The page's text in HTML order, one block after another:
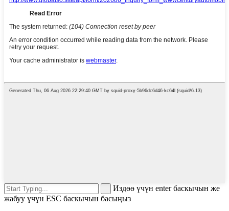
Издөө үчүн enter баскычын же
жабуу үчүн ESC баскычын басыңыз